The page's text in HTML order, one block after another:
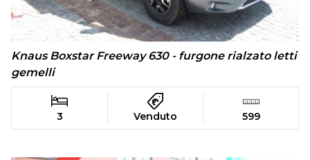
Knaus Boxstar Freeway 630 - furgone rialzato letti
gemelli
3 Venduto 599